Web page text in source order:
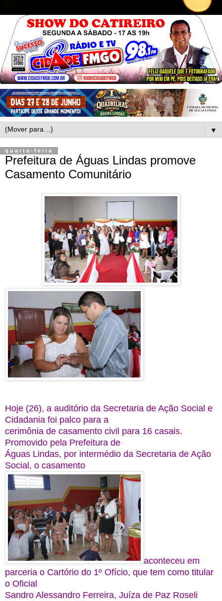
▼
quarta-feira
Prefeitura de Águas Lindas promove
Casamento Comunitário
Hoje (26), a auditório da Secretaria de Ação Social e
Cidadania foi palco para a
cerimônia de casamento civil para 16 casais.
Promovido pela Prefeitura de
Águas Lindas, por intermédio da Secretaria de Ação
Social, o casamento
aconteceu em
parceria o Cartório do 1º Ofício, que tem como titular
o Oficial
Sandro Alessandro Ferreira, Juíza de Paz Roseli